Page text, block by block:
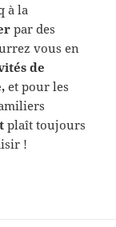
à la
par des
vous en
de
et pour les
plaît toujours
!